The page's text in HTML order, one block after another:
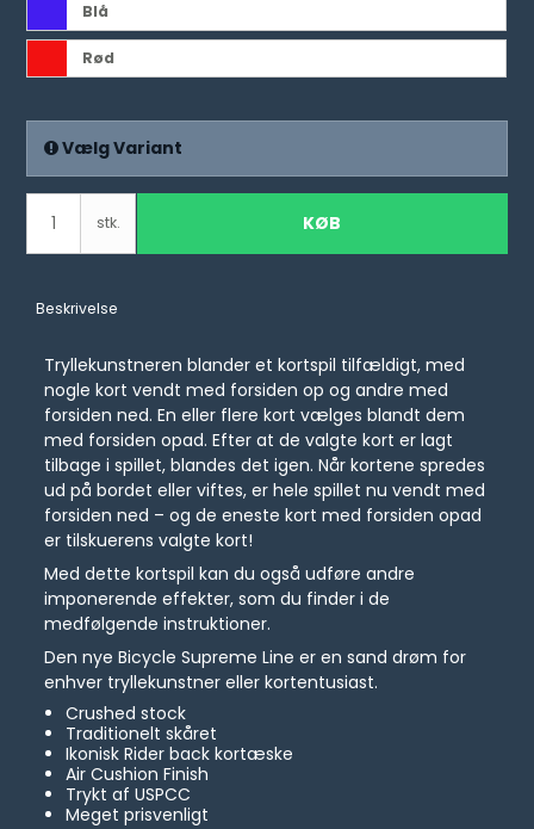
Blå
Rød
Vælg Variant
stk. KØB
Beskrivelse
Tryllekunstneren blander et kortspil tilfældigt, med
nogle kort vendt med forsiden op og andre med
forsiden ned. En eller flere kort vælges blandt dem
med forsiden opad. Efter at de valgte kort er lagt
tilbage i spillet, blandes det igen. Når kortene spredes
ud på bordet eller viftes, er hele spillet nu vendt med
forsiden ned – og de eneste kort med forsiden opad
er tilskuerens valgte kort!
Med dette kortspil kan du også udføre andre
imponerende effekter, som du finder i de
medfølgende instruktioner.
Den nye Bicycle Supreme Line er en sand drøm for
enhver tryllekunstner eller kortentusiast.
Crushed stock
Traditionelt skåret
Ikonisk Rider back kortæske
Air Cushion Finish
Trykt af USPCC
Meget prisvenligt